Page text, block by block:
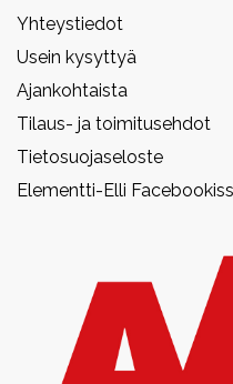
Yhteystiedot
Usein kysyttyä
Ajankohtaista
Tilaus- ja toimitusehdot
Tietosuojaseloste
Elementti-Elli